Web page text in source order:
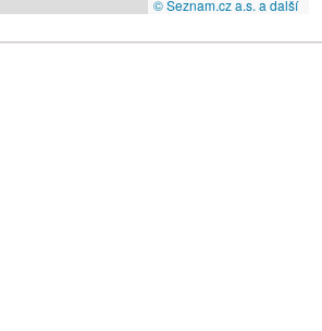
© Seznam.cz a.s. a další